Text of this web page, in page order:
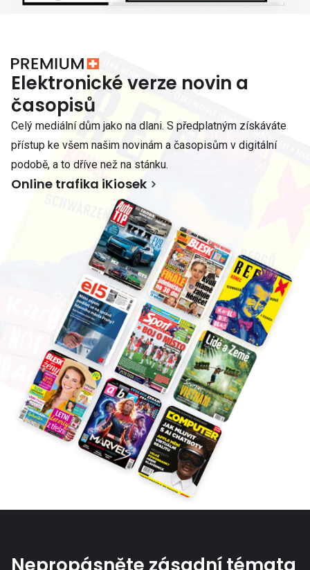
Elektronické verze novin a
časopisů
Celý mediální dům jako na dlani. S předplatným získáváte
přístup ke všem našim novinám a časopisům v digitální
podobě, a to dříve než na stánku.
Online trafika iKiosek